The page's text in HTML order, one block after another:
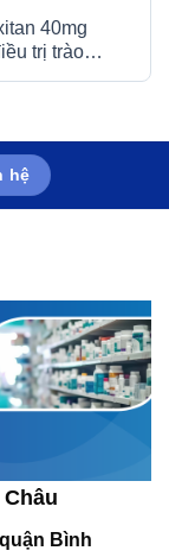
40mg
trị trào
dày – thực
hệ
Bình